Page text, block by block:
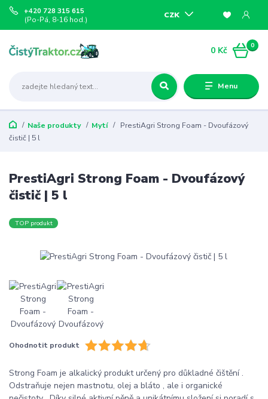
Menu
CZK
+420 728 315 615
(Po-Pá, 8-16 hod.)
0
0 Kč
Naše produkty Mytí
PrestiAgri Strong Foam - Dvoufázový
čistič | 5 l
PrestiAgri Strong Foam - Dvoufázový
čistič | 5 l
TOP produkt
Ohodnotit produkt
Strong Foam je alkalický produkt určený pro důkladné čištění .
Odstraňuje nejen mastnotu, olej a bláto , ale i organické